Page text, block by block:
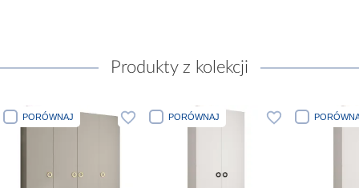
Produkty z kolekcji
PORÓWNAJ PORÓWNAJ